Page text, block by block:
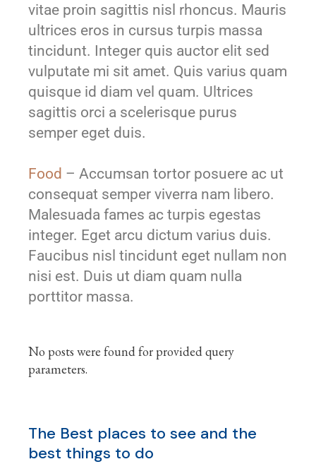
vitae proin sagittis nisl rhoncus. Mauris
ultrices eros in cursus turpis massa
tincidunt. Integer quis auctor elit sed
vulputate mi sit amet. Quis varius quam
quisque id diam vel quam. Ultrices
sagittis orci a scelerisque purus
semper eget duis.
Food – Accumsan tortor posuere ac ut
consequat semper viverra nam libero.
Malesuada fames ac turpis egestas
integer. Eget arcu dictum varius duis.
Faucibus nisl tincidunt eget nullam non
nisi est. Duis ut diam quam nulla
porttitor massa.
No posts were found for provided query
parameters.
The Best places to see and the
best things to do